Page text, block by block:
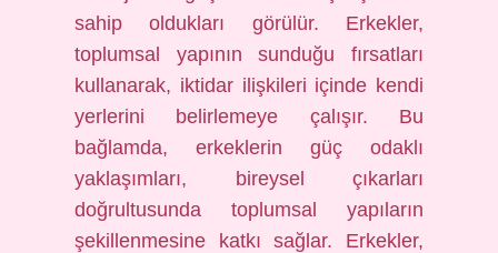
sahip oldukları görülür. Erkekler,
toplumsal yapının sunduğu fırsatları
kullanarak, iktidar ilişkileri içinde kendi
yerlerini belirlemeye çalışır. Bu
bağlamda, erkeklerin güç odaklı
yaklaşımları, bireysel çıkarları
doğrultusunda toplumsal yapıların
şekillenmesine katkı sağlar. Erkekler,